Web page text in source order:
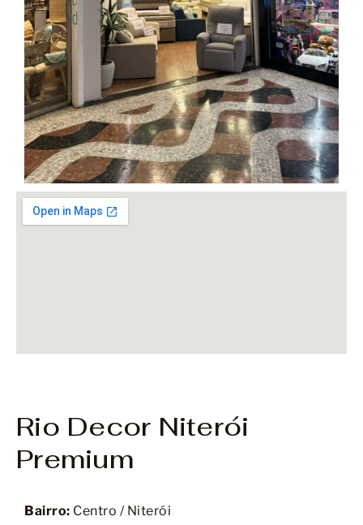
Rio Decor Niterói
Premium
Bairro: Centro / Niterói